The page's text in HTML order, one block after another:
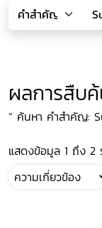
ผลการสืบ
“ ค้นหา คำสำคัญ:
แสดงข้อมูล 1 ถึง 2